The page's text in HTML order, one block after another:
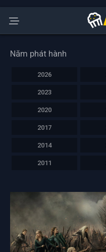
Năm phát hành
2026
2023
2020
2017
2014
2011